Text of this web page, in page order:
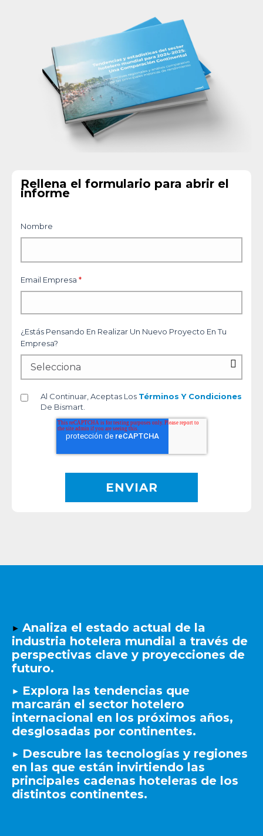
Rellena el formulario para abrir el
informe
Nombre
Email Empresa *
¿Estás Pensando En Realizar Un Nuevo Proyecto En Tu
Empresa?
Al Continuar, Aceptas Los Términos Y Condiciones
De Bismart.
▶️ Analiza el estado actual de la
industria hotelera mundial a través de
perspectivas clave y proyecciones de
futuro.
▶️ Explora las tendencias que
marcarán el sector hotelero
internacional en los próximos años,
desglosadas por continentes.
▶️ Descubre las tecnologías y regiones
en las que están invirtiendo las
principales cadenas hoteleras de los
distintos continentes.